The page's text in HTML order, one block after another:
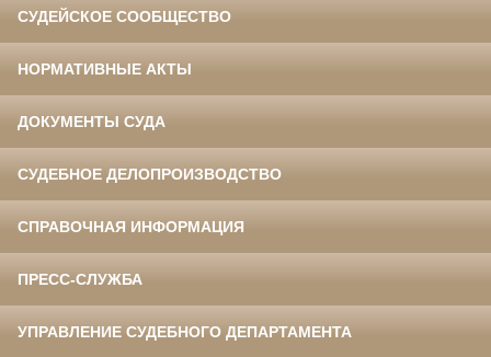
СУДЕЙСКОЕ СООБЩЕСТВО
НОРМАТИВНЫЕ АКТЫ
ДОКУМЕНТЫ СУДА
СУДЕБНОЕ ДЕЛОПРОИЗВОДСТВО
СПРАВОЧНАЯ ИНФОРМАЦИЯ
ПРЕСС-СЛУЖБА
УПРАВЛЕНИЕ СУДЕБНОГО ДЕПАРТАМЕНТА